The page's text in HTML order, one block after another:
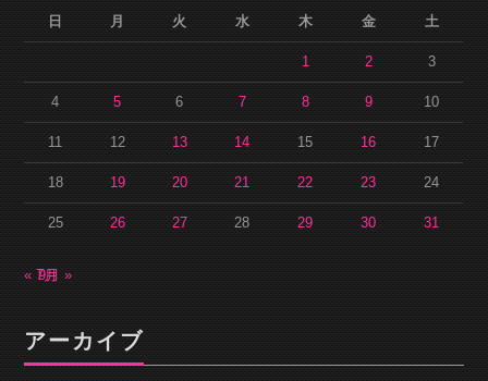
日
月 火 水 木 金 土
1 2 3
4 5 6 7 8 9 10
11 12 13 14 15 16 17
18 19 20 21 22 23 24
25 26 27 28 29 30 31
« 7月9月 »
アーカイブ